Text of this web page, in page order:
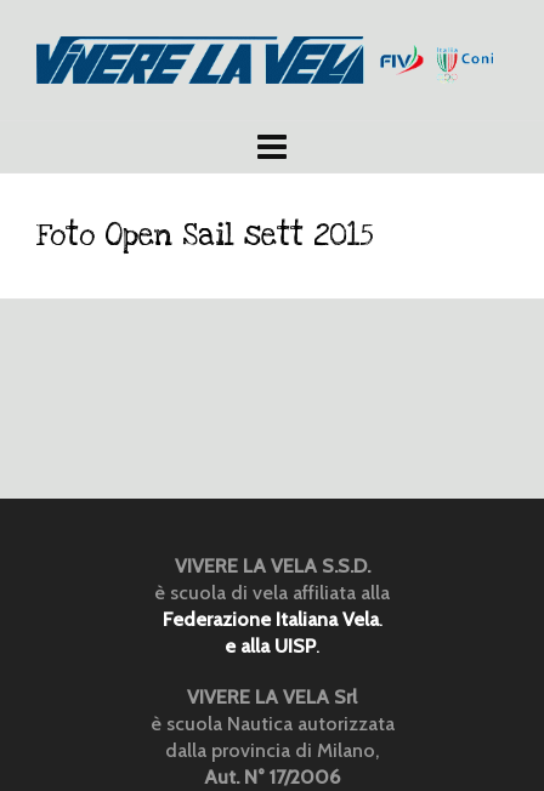
Foto Open Sail sett 2015
VIVERE LA VELA S.S.D.
è scuola di vela affiliata alla
Federazione Italiana Vela.
e alla UISP.
VIVERE LA VELA Srl
è scuola Nautica autorizzata
dalla provincia di Milano,
Aut. N° 17/2006